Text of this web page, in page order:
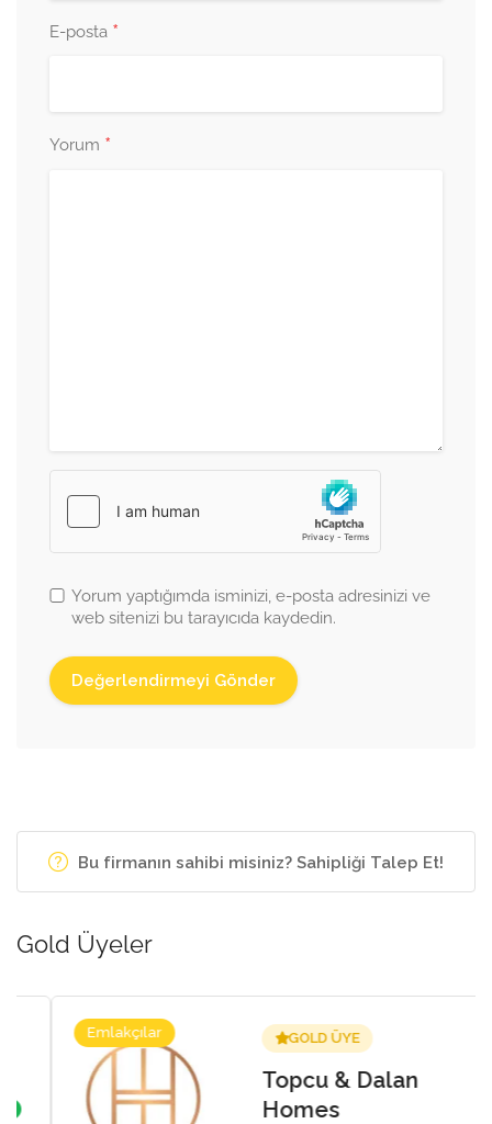
E-posta *
Yorum *
Yorum yaptığımda isminizi, e-posta adresinizi ve
web sitenizi bu tarayıcıda kaydedin.
Bu firmanın sahibi misiniz? Sahipliği Talep Et!
Gold Üyeler
Emlakçılar GOLD ÜYE
Topcu & Dalan
Homes